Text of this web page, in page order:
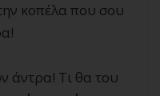
κοπέλα που σου
άντρα! Τι θα του